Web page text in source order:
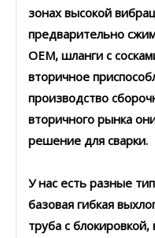
зонах высокой
предварительно
OEM, шланги с
вторичное
производство
вторичного рынка
решение для сварки.
У нас есть разные
базовая гибкая
труба с блокировкой,